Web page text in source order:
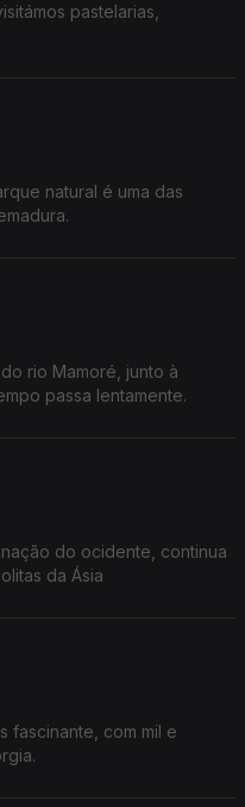
pastelarias,
natural é uma das
rio Mamoré, junto à
passa lentamente.
do ocidente, continua
da Ásia
fascinante, com mil e